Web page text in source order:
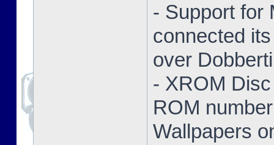
- Support for
connected
over
- XROM
ROM
Wallpapers